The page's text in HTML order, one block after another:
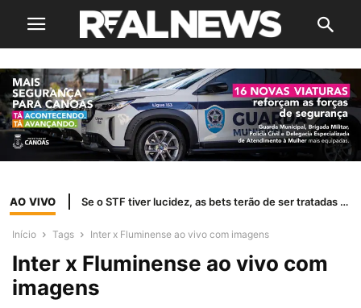
AO VIVO Se o STF tiver lucidez, as bets terão de ser tratadas como jogo de azar
Início Tags Inter x Fluminense ao vivo com imagens
Inter x Fluminense ao vivo com
imagens